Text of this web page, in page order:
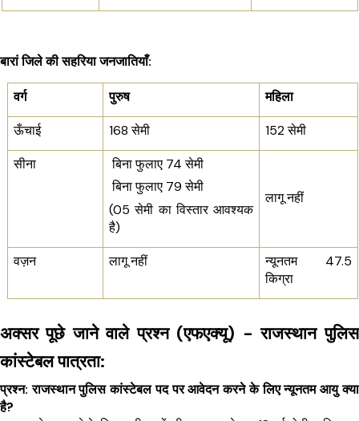
बारां जिले की सहरिया जनजातियाँ:
वर्ग पुरुष
महिला
ऊँचाई
168 सेमी
152 सेमी
सीना
बिना फुलाए 74 सेमी
बिना फुलाए 79 सेमी
(05 सेमी का विस्तार आवश्यक
है)
लागू नहीं
वज़न लागू नहीं
न्यूनतम 47.5
किग्रा
अक्सर पूछे जाने वाले प्रश्न (एफएक्यू) - राजस्थान पुलिस
कांस्टेबल पात्रता:
प्रश्न: राजस्थान पुलिस कांस्टेबल पद पर आवेदन करने के लिए न्यूनतम आयु क्या
है?